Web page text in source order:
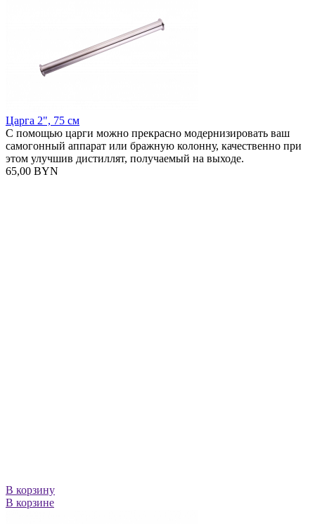
Царга 2", 75 см
С помощью царги можно прекрасно модернизировать ваш
самогонный аппарат или бражную колонну, качественно при
этом улучшив дистиллят, получаемый на выходе.
65,00 BYN
В корзину
В корзине